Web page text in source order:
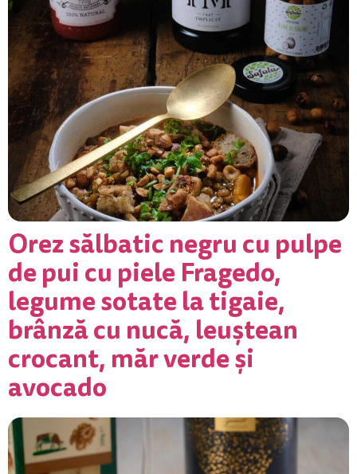
Orez sălbatic negru cu pulpe
de pui cu piele Fragedo,
legume sotate la tigaie,
brânză cu nucă, leuștean
crocant, măr verde și
avocado